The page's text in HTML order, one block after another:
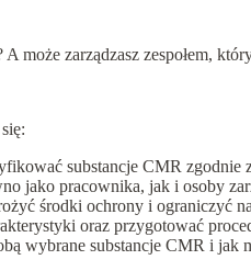
może zarządzasz zespołem,
substancje CMR
jako pracownika, jak i osoby
środki ochrony i ograniczyć
oraz przygotować
wybrane substancje CMR i